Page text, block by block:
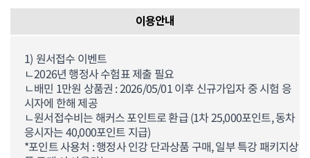
이용안내
1) 원서접수 이벤트
ㄴ2026년 행정사 수험표 제출 필요
ㄴ배민 1만원 상품권 : 2026/05/01 이후 신규가입자 중 시험 응
시자에 한해 제공
ㄴ원서접수비는 해커스 포인트로 환급 (1차 25,000포인트, 동차
응시자는 40,000포인트 지급)
*포인트 사용처 : 행정사 인강 단과상품 구매, 일부 특강 패키지상